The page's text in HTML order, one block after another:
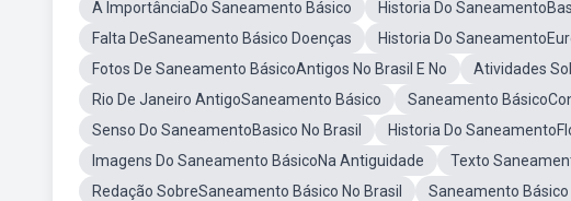
A ImportânciaDo Saneamento Básico
Historia Do
Falta DeSaneamento Básico Doenças
Historia Do
Fotos De Saneamento BásicoAntigos No Brasil E No
Atividades
Rio De Janeiro AntigoSaneamento Básico
Saneamento
Senso Do SaneamentoBasico No Brasil
Historia Do
Imagens Do Saneamento BásicoNa Antiguidade
Texto
Redação SobreSaneamento Básico No Brasil
Saneamento Básico